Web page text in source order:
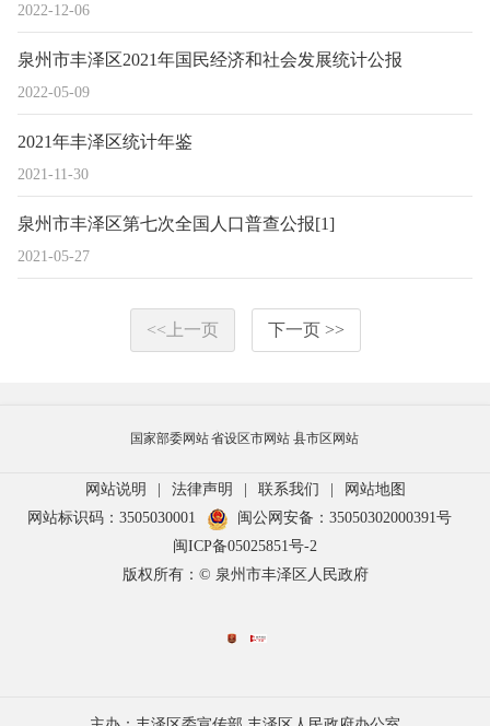
2022-12-06
2022-05-09
泉州市丰泽区2021年国民经济和社会发展统计公报
2021-11-30
2021年丰泽区统计年鉴
2021-05-27
泉州市丰泽区第七次全国人口普查公报[1]
<<上一页 下一页 >>
国家部委网站省设区市网站 县市区网站
网站说明 | 法律声明 | 联系我们 |
网站地图
网站标识码：3505030001
闽公网安备：35050302000391号
闽ICP备05025851号-2
版权所有：© 泉州市丰泽区人民政府